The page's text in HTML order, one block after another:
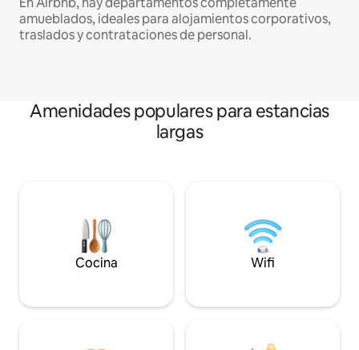
amueblados, ideales para alojamientos corporativos,
traslados y contrataciones de personal.
Amenidades populares para estancias
largas
Cocina Wifi